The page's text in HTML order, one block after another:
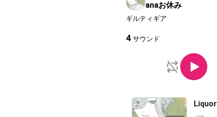
anaお休み
ギルティギア
4 サウンド